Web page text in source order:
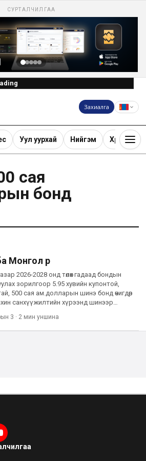
СУРТАЛЧИЛГАА
Захиалга
Уул уурхай Нийгэм Хөрөнгө
сая
бонд
Монгол өр
2026-2028 онд төлөх гадаад бондын
зорилгоор 5.95 хувийн купонтой,
500 сая ам.долларын шинэ бонд өчигдөр
санхүүжилтийн хүрээнд шинээр
3 · 2 мин уншина